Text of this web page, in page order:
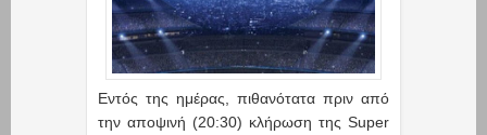
Εντός της ημέρας, πιθανότατα πριν από
την αποψινή (20:30) κλήρωση της Super